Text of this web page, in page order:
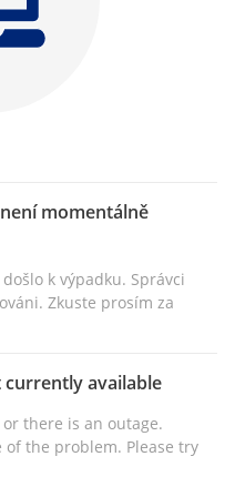
momentálně
k výpadku. Správci
Zkuste prosím za
currently available
there is an outage.
the problem. Please try